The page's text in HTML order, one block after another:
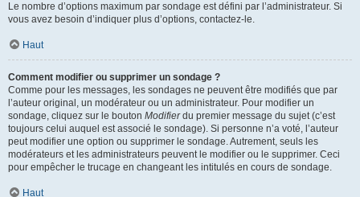
Le nombre d’options maximum par sondage est défini par l’administrateur. Si
vous avez besoin d’indiquer plus d’options, contactez-le.
Haut
Comment modifier ou supprimer un sondage ?
Comme pour les messages, les sondages ne peuvent être modifiés que par
l’auteur original, un modérateur ou un administrateur. Pour modifier un
sondage, cliquez sur le bouton Modifierdu premier message du sujet (c’est
toujours celui auquel est associé le sondage). Si personne n’a voté, l’auteur
peut modifier une option ou supprimer le sondage. Autrement, seuls les
modérateurs et les administrateurs peuvent le modifier ou le supprimer. Ceci
pour empêcher le trucage en changeant les intitulés en cours de sondage.
Haut